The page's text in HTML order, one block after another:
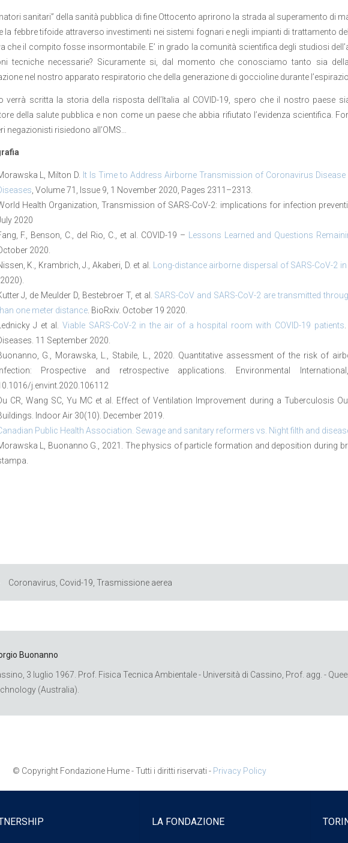
sanitari” della sanità pubblica di fine Ottocento aprirono la strada al superamento di
la febbre tifoide attraverso investimenti nei sistemi fognari e negli impianti di trattamento
che il compito fosse insormontabile. E’ in grado la comunità scientifica degli studiosi
tecniche necessarie? Sicuramente si, dal momento che conosciamo tanto sia
nel nostro apparato respiratorio che della generazione di goccioline durante
verrà scritta la storia della risposta dell’Italia al COVID-19, spero che il nostro paese
della salute pubblica e non come un paese che abbia rifiutato l’evidenza scientifica.
negazionisti risiedono all’OMS…
L, Milton D. It Is Time to Address Airborne Transmission of Coronavirus Disease
, Volume 71, Issue 9, 1 November 2020, Pages 2311–2313.
Health Organization, Transmission of SARS-CoV-2: implications for infection
2020
F., Benson, C., del Rio, C., et al. COVID-19 – Lessons Learned and Questions
2020.
K., Krambrich, J., Akaberi, D. et al. Long-distance airborne dispersal of SARS-CoV-2 in
J, de Meulder D, Bestebroer T, et al. SARS-CoV and SARS-CoV-2 are transmitted
one meter distance. BioRxiv. October 19 2020.
J et al. Viable SARS-CoV-2 in the air of a hospital room with COVID-19 patients
11 September 2020.
G., Morawska, L., Stabile, L., 2020. Quantitative assessment of the risk of
Prospective and retrospective applications. Environmental
j.envint.2020.106112
CR, Wang SC, Yu MC et al. Effect of Ventilation Improvement during a Tuberculosis
Indoor Air 30(10). December 2019.
Public Health Association. Sewage and sanitary reformers vs. Night filth and
L, Buonanno G., 2021. The physics of particle formation and deposition during
Coronavirus Covid-19 Trasmissione aerea
Buonanno
3 luglio 1967. Prof. Fisica Tecnica Ambientale - Università di Cassino, Prof. agg. -
(Australia).
© Copyright Fondazione Hume - Tutti i diritti riservati - Privacy Policy
LA FONDAZIONE